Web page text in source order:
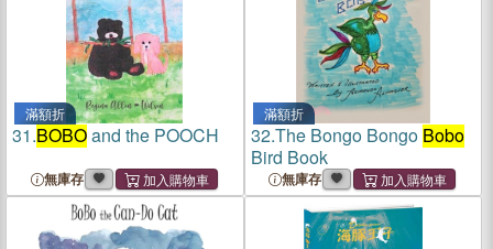
滿額折
31.BOBOand the POOCH
無庫存
滿額折
32.The Bongo Bongo Bobo
Bird Book
無庫存